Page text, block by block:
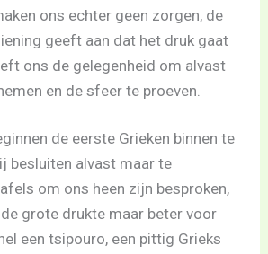
ons echter geen zorgen, de
geeft aan dat het druk gaat
ons de gelegenheid om alvast
en de sfeer te proeven.
de eerste Grieken binnen te
besluiten alvast maar te
om ons heen zijn besproken,
grote drukte maar beter voor
een tsipouro, een pittig Grieks